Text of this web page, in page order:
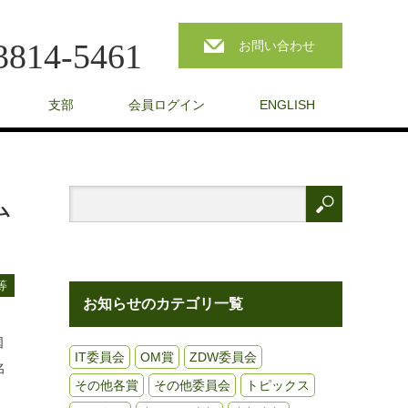
5461 お問い合わせ
支部 会員ログイン ENGLISH
お知らせのカテゴリ一覧
IT委員会 OM賞
ZDW委員会
その他各賞
その他委員会
トピックス